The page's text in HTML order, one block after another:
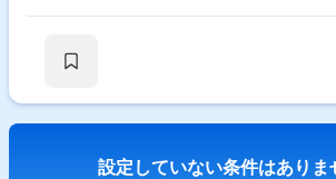
設定していない条件はありま